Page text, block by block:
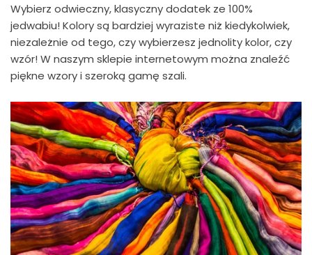
Wybierz odwieczny, klasyczny dodatek ze 100%
jedwabiu! Kolory są bardziej wyraziste niż kiedykolwiek,
niezależnie od tego, czy wybierzesz jednolity kolor, czy
wzór! W naszym sklepie internetowym można znaleźć
piękne wzory i szeroką gamę szali.